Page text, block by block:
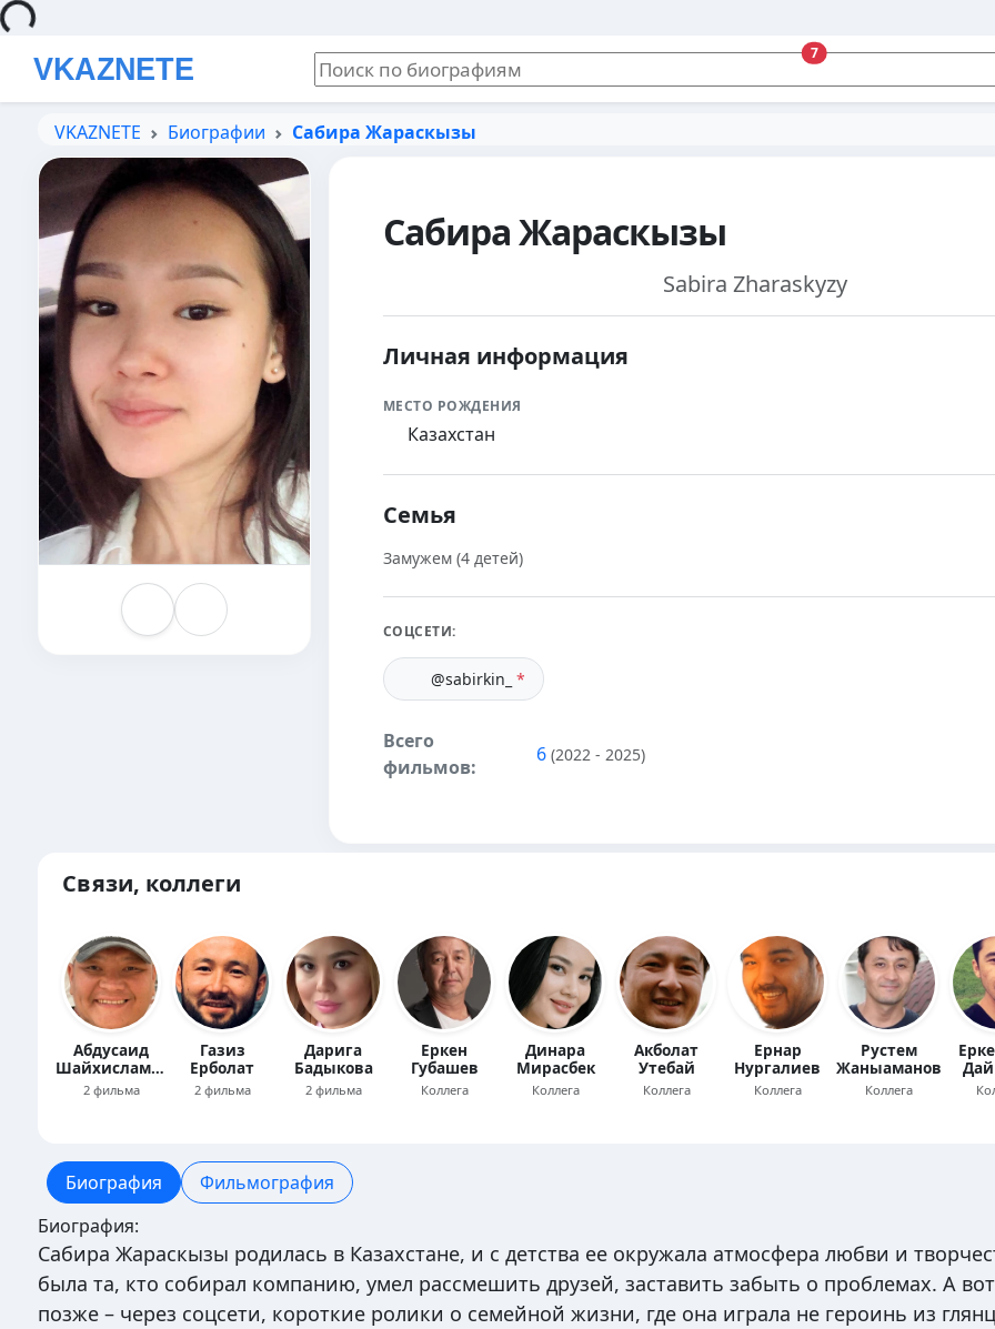
Loading... 7
VKAZNETE Биографии Сабира Жараскызы
Сабира Жараскызы
Sabira Zharaskyzy
Личная информация
МЕСТО РОЖДЕНИЯ
Казахстан
Семья
Замужем (4 детей)
СОЦСЕТИ:
@sabirkin_ *
Всего
фильмов:
6 (2022 - 2025)
Связи, коллеги
Абдусаид
Шайхисламулы
2 фильма
Газиз
Ерболат
2 фильма
Дарига
Бадыкова
2 фильма
Еркен
Губашев
Коллега
Динара
Мирасбек
Коллега
Акболат
Утебай
Коллега
Ернар
Нургалиев
Коллега
Рустем
Жаныаманов
Коллега
Биография
Фильмография
Биография:
Сабира Жараскызы родилась в Казахстане, и с детства ее окружала атмосфера любви и
была та, кто собирал компанию, умел рассмешить друзей, заставить забыть о проблемах. А
позже – через соцсети, короткие ролики о семейной жизни, где она играла не героинь из